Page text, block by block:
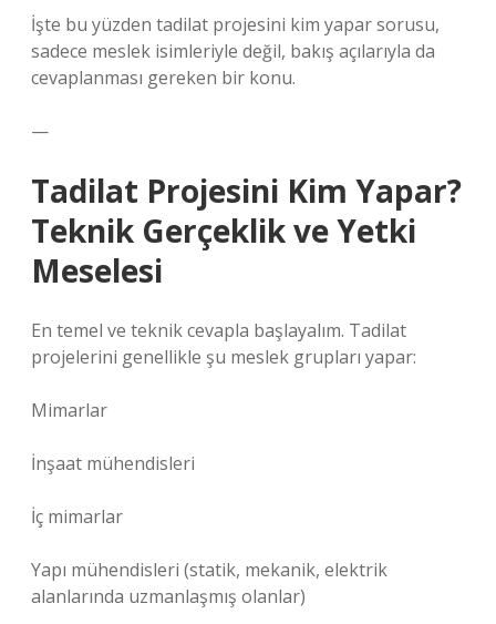
İşte bu yüzden tadilat projesini kim yapar sorusu,
sadece meslek isimleriyle değil, bakış açılarıyla da
cevaplanması gereken bir konu.
—
Tadilat Projesini Kim Yapar?
Teknik Gerçeklik ve Yetki
Meselesi
En temel ve teknik cevapla başlayalım. Tadilat
projelerini genellikle şu meslek grupları yapar:
Mimarlar
İnşaat mühendisleri
İç mimarlar
Yapı mühendisleri (statik, mekanik, elektrik
alanlarında uzmanlaşmış olanlar)